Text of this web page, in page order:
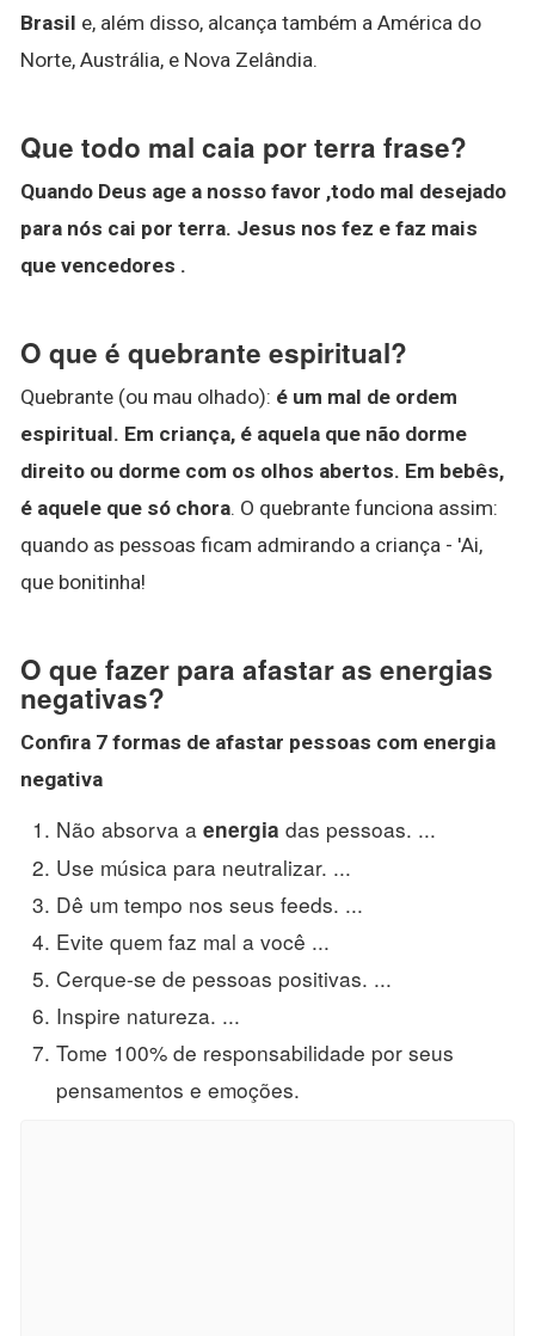
Brasil e, além disso, alcança também a América do
Norte, Austrália, e Nova Zelândia.
Que todo mal caia por terra frase?
Quando Deus age a nosso favor ,todo mal desejado
para nós cai por terra. Jesus nos fez e faz mais
que vencedores .
O que é quebrante espiritual?
Quebrante (ou mau olhado): é um mal de ordem
espiritual. Em criança, é aquela que não dorme
direito ou dorme com os olhos abertos. Em bebês,
é aquele que só chora. O quebrante funciona assim:
quando as pessoas ficam admirando a criança - 'Ai,
que bonitinha!
O que fazer para afastar as energias
negativas?
Confira 7 formas de afastar pessoas com energia
negativa
Não absorva a energia das pessoas. ...
Use música para neutralizar. ...
Dê um tempo nos seus feeds. ...
Evite quem faz mal a você ...
Cerque-se de pessoas positivas. ...
Inspire natureza. ...
Tome 100% de responsabilidade por seus
pensamentos e emoções.